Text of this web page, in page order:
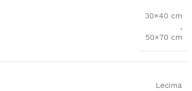
30×40 cm
,
50×70 cm
Lecima